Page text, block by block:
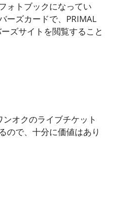
ォトブックになってい
ーズカードで、PRIMAL
ズサイトを閲覧すること
オクのライブチケット
ので、十分に価値はあり